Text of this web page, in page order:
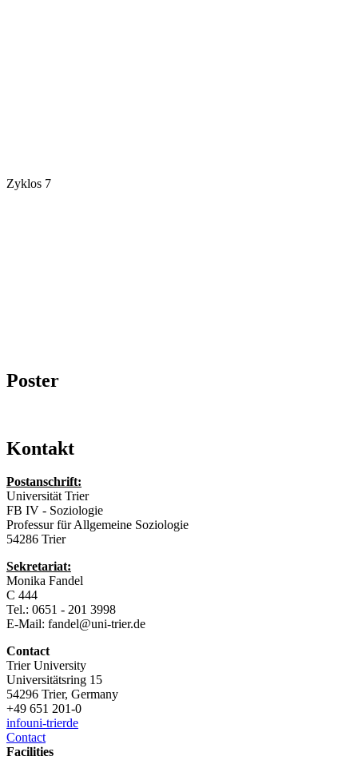
Zyklos 7
Poster
Kontakt
Postanschrift:
Universität Trier
FB IV - Soziologie
Professur für Allgemeine Soziologie
54286 Trier
Sekretariat:
Monika Fandel
C 444
Tel.: 0651 - 201 3998
E-Mail: fandel@uni-trier.de
Contact
Trier University
Universitätsring 15
54296 Trier, Germany
+49 651 201-0
infouni-trierde
Contact
Facilities